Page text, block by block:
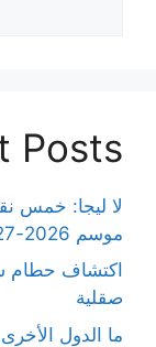
Posts
لا ليجا: خمس
موسم 2026-2027 | أخبار كرة القدم
اكتشاف حطام
صقلية
ما الدول